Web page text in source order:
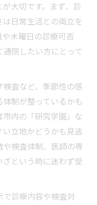
受ける流れ
検査の手順
検査を受けるタイ
な準備と注意点
内科利用ポイント
大切です。まず、診
日常生活との両立を
木曜日の診療可否
院したい方にとって
査など、季節性の感
制が整っているかも
内の「研究学園」な
立地かどうかも見逃
検査体制、医師の専
という時に迷わず受
診療内容や検査対